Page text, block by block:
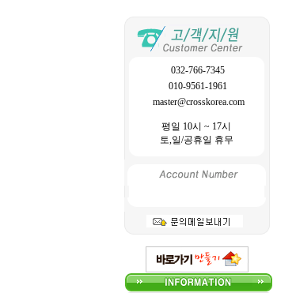
032-766-7345
010-9561-1961
master@crosskorea.com
평일 10시 ~ 17시
토,일/공휴일 휴무